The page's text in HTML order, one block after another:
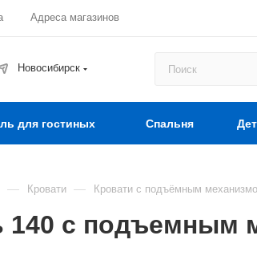
Адреса магазинов
Новосибирск
для гостиных Спальня
— Кровати — Кровати с подъёмным
140 с подъемным